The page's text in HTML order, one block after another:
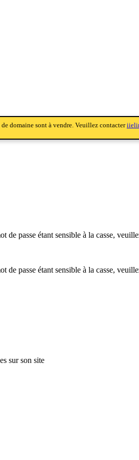
domaine sont à vendre. Veuillez contacter
passe étant sensible à la casse,
passe étant sensible à la casse,
sur son site